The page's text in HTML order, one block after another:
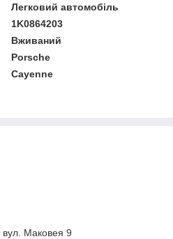
Легковий автомобіль
1K0864203
Вживаний
Porsche
Cayenne
вул. Маковея 9